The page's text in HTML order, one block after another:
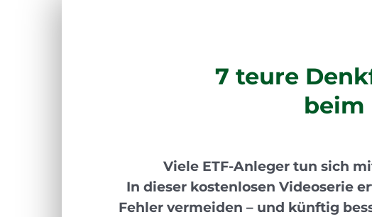
7 teure
beim
Viele ETF-Anleger tun sich
In dieser kostenlosen Videoserie
Fehler vermeiden – und künftig